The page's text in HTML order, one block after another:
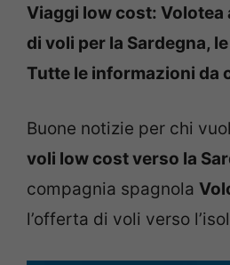
Viaggi low cost: Volotea
di voli per la Sardegna,
Tutte le informazioni da
Buone notizie per chi
voli low cost verso la
compagnia spagnola
l’offerta di voli verso